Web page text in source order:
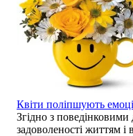
Квіти поліпшують
Згідно з
задоволеності життям і